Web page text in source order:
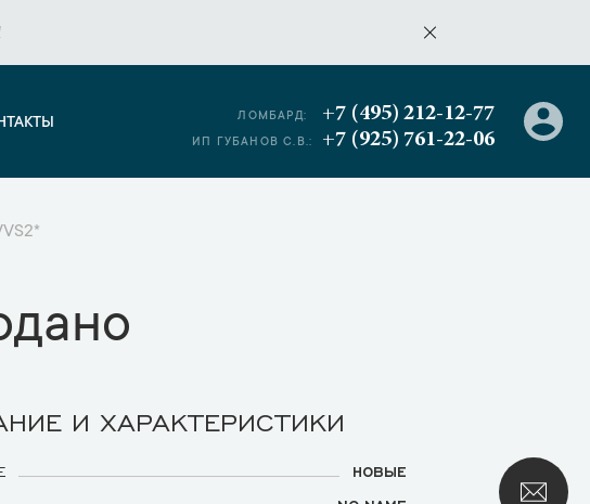
ЛОМБАРД: +7 (495) 212-12-77
ИП ГУБАНОВ С.В.: +7 (925) 761-22-06
И ХАРАКТЕРИСТИКИ
НОВЫЕ